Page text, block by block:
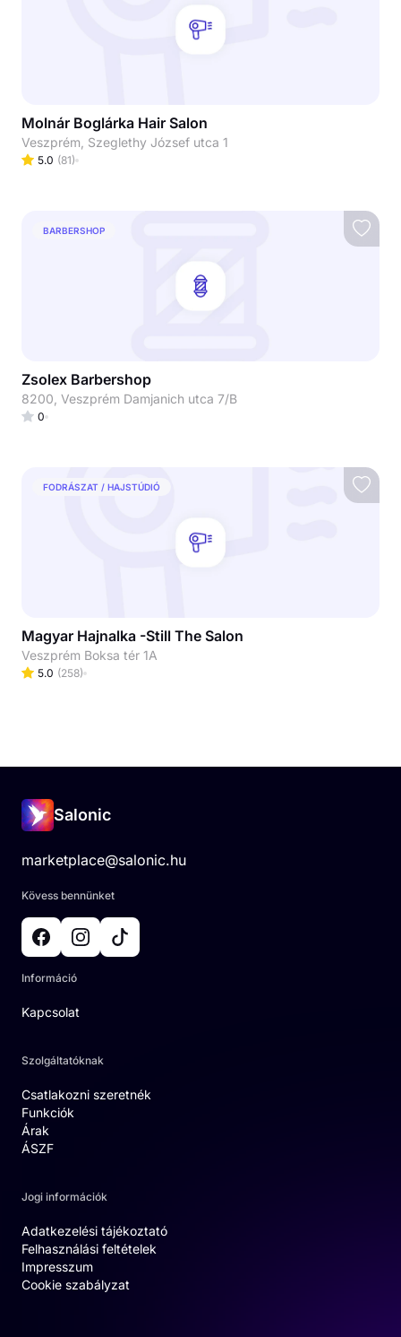
Molnár Boglárka Hair Salon
Veszprém, Szeglethy József utca 1
5.0 (81)
BARBERSHOP
Zsolex Barbershop
8200, Veszprém Damjanich utca 7/B
0
FODRÁSZAT / HAJSTÚDIÓ
Magyar Hajnalka -Still The Salon
Veszprém Boksa tér 1A
5.0 (258)
Salonic
marketplace@salonic.hu
Kövess bennünket
Információ
Kapcsolat
Szolgáltatóknak
Csatlakozni szeretnék
Funkciók
Árak
ÁSZF
Jogi információk
Adatkezelési tájékoztató
Felhasználási feltételek
Impresszum
Cookie szabályzat